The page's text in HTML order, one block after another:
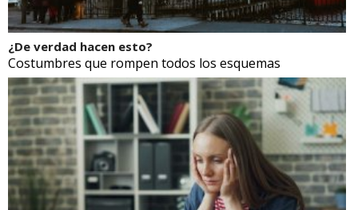
¿De verdad hacen esto?
Costumbres que rompen todos los esquemas